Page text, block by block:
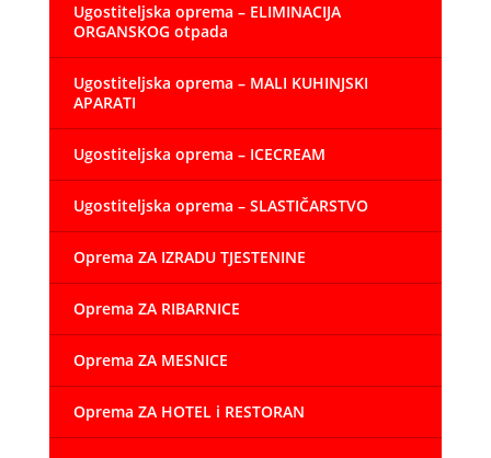
Ugostiteljska oprema – ELIMINACIJA
ORGANSKOG otpada
Ugostiteljska oprema – MALI KUHINJSKI
APARATI
Ugostiteljska oprema – ICECREAM
Ugostiteljska oprema – SLASTIČARSTVO
Oprema ZA IZRADU TJESTENINE
Oprema ZA RIBARNICE
Oprema ZA MESNICE
Oprema ZA HOTEL i RESTORAN